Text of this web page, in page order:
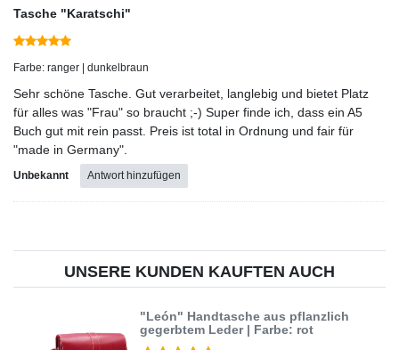
Tasche "Karatschi"
Farbe: ranger | dunkelbraun
Sehr schöne Tasche. Gut verarbeitet, langlebig und bietet Platz
für alles was "Frau" so braucht ;-) Super finde ich, dass ein A5
Buch gut mit rein passt. Preis ist total in Ordnung und fair für
"made in Germany".
Unbekannt Antwort hinzufügen
UNSERE KUNDEN KAUFTEN AUCH
"León" Handtasche aus pflanzlich
gegerbtem Leder | Farbe: rot